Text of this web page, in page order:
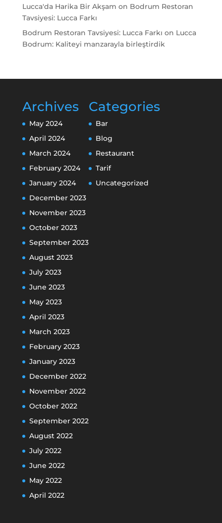
Lucca'da Harika Bir Akşam on Bodrum Restoran
Tavsiyesi: Lucca Farkı
Bodrum Restoran Tavsiyesi: Lucca Farkı on Lucca
Bodrum: Kaliteyi manzarayla birleştirdik
Archives
May 2024
April 2024
March 2024
February 2024
January 2024
December 2023
November 2023
October 2023
September 2023
August 2023
July 2023
June 2023
May 2023
April 2023
March 2023
February 2023
January 2023
December 2022
November 2022
October 2022
September 2022
August 2022
July 2022
June 2022
May 2022
April 2022
Categories
Bar
Blog
Restaurant
Tarif
Uncategorized